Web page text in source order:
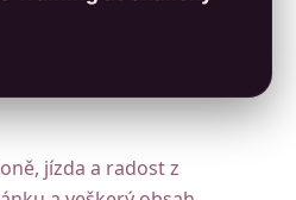
jízda a radost z